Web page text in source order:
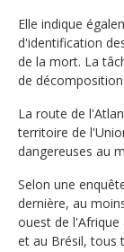
Elle indique
d'identification
de la mort. La
de
La route de
territoire de
dangereuses au
Selon une
dernière, au
ouest de l'Afrique
et au Brésil, tous